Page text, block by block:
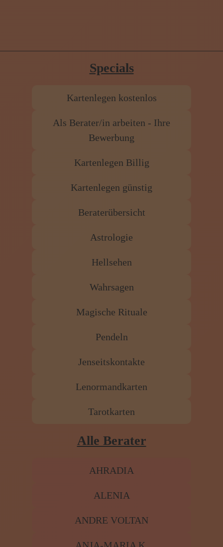
Specials
Kartenlegen kostenlos
Als Berater/in arbeiten - Ihre
Bewerbung
Kartenlegen Billig
Kartenlegen günstig
Beraterübersicht
Astrologie
Hellsehen
Wahrsagen
Magische Rituale
Pendeln
Jenseitskontakte
Lenormandkarten
Tarotkarten
Alle Berater
AHRADIA
ALENIA
ANDRE VOLTAN
ANJA-MARIA K.